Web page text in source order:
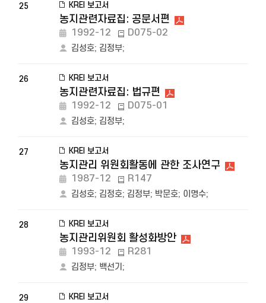
25 KREI 보고서
농지관련자료집: 공문서편
1992-12 D075-02
김성호; 김정부;
26 KREI 보고서
농지관련자료집: 법규편
1992-12 D075-01
김성호; 김정부;
27 KREI 보고서
농지관리 위원회활동에 관한 조사연구
1987-12 R147
김성호; 김정호; 김정부; 박문호; 이명수;
28 KREI 보고서
농지관리위원회 활성화방안
1993-12 R281
김정부; 백선기 ;
29 KREI 보고서